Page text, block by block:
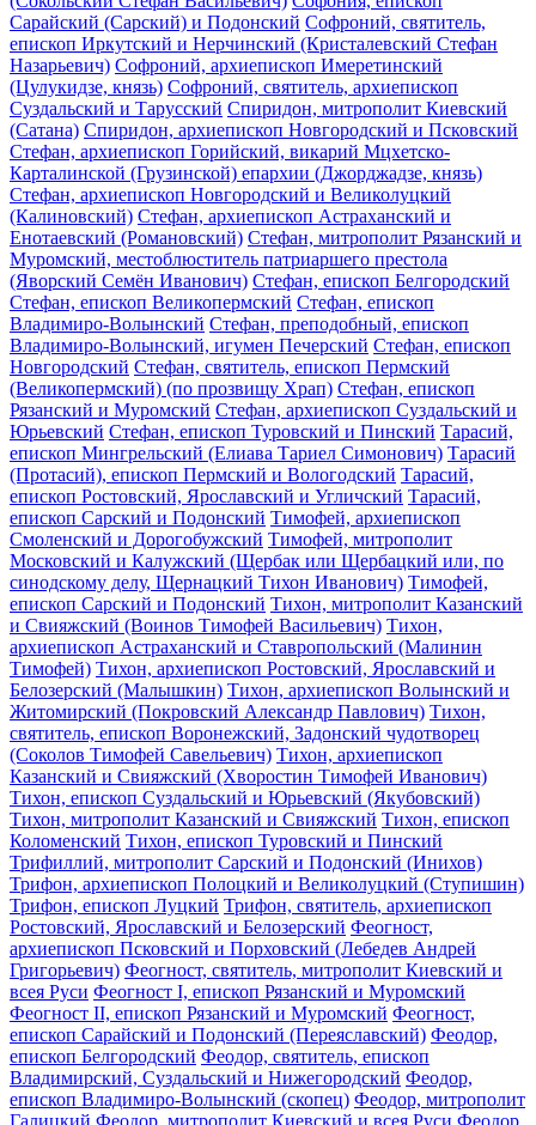
Сарайский (Сарский) и Подонский Софроний, святитель,
епископ Иркутский и Нерчинский (Кристалевский Стефан
Назарьевич) Софроний, архиепископ Имеретинский
(Цулукидзе, князь) Софроний, святитель, архиепископ
Суздальский и Тарусский Спиридон, митрополит Киевский
(Сатана) Спиридон, архиепископ Новгородский и Псковский
Стефан, архиепископ Горийский, викарий Мцхетско-
Карталинской (Грузинской) епархии (Джорджадзе, князь)
Стефан, архиепископ Новгородский и Великолуцкий
(Калиновский) Стефан, архиепископ Астраханский и
Енотаевский (Романовский) Стефан, митрополит Рязанский и
Муромский, местоблюститель патриаршего престола
(Яворский Семён Иванович) Стефан, епископ Белгородский
Стефан, епископ Великопермский Стефан, епископ
Владимиро-Волынский Стефан, преподобный, епископ
Владимиро-Волынский, игумен Печерский Стефан, епископ
Новгородский Стефан, святитель, епископ Пермский
(Великопермский) (по прозвищу Храп) Стефан, епископ
Рязанский и Муромский Стефан, архиепископ Суздальский и
Юрьевский Стефан, епископ Туровский и Пинский Тарасий,
епископ Мингрельский (Елиава Тариел Симонович) Тарасий
(Протасий), епископ Пермский и Вологодский Тарасий,
епископ Ростовский, Ярославский и Угличский Тарасий,
епископ Сарский и Подонский Тимофей, архиепископ
Смоленский и Дорогобужский Тимофей, митрополит
Московский и Калужский (Щербак или Щербацкий или, по
синодскому делу, Щернацкий Тихон Иванович) Тимофей,
епископ Сарский и Подонский Тихон, митрополит Казанский
и Свияжский (Воинов Тимофей Васильевич) Тихон,
архиепископ Астраханский и Ставропольский (Малинин
Тимофей) Тихон, архиепископ Ростовский, Ярославский и
Белозерский (Малышкин) Тихон, архиепископ Волынский и
Житомирский (Покровский Александр Павлович) Тихон,
святитель, епископ Воронежский, Задонский чудотворец
(Соколов Тимофей Савельевич) Тихон, архиепископ
Казанский и Свияжский (Хворостин Тимофей Иванович)
Тихон, епископ Суздальский и Юрьевский (Якубовский)
Тихон, митрополит Казанский и Свияжский Тихон, епископ
Коломенский Тихон, епископ Туровский и Пинский
Трифиллий, митрополит Сарский и Подонский (Инихов)
Трифон, архиепископ Полоцкий и Великолуцкий (Ступишин)
Трифон, епископ Луцкий Трифон, святитель, архиепископ
Ростовский, Ярославский и Белозерский Феогност,
архиепископ Псковский и Порховский (Лебедев Андрей
Григорьевич) Феогност, святитель, митрополит Киевский и
всея Руси Феогност I, епископ Рязанский и Муромский
Феогност II, епископ Рязанский и Муромский Феогност,
епископ Сарайский и Подонский (Переяславский) Феодор,
епископ Белгородский Феодор, святитель, епископ
Владимирский, Суздальский и Нижегородский Феодор,
епископ Владимиро-Волынский (скопец) Феодор, митрополит
Галицкий Феодор, митрополит Киевский и всея Руси Феодор